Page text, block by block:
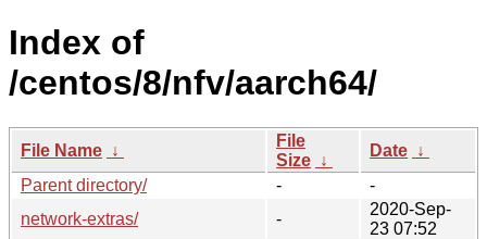
Index of
/centos/8/nfv/aarch64/
File Name ↓
File
Size ↓
Date ↓
Parent directory/
-
-
network-extras/
-
2020-Sep-
23 07:52